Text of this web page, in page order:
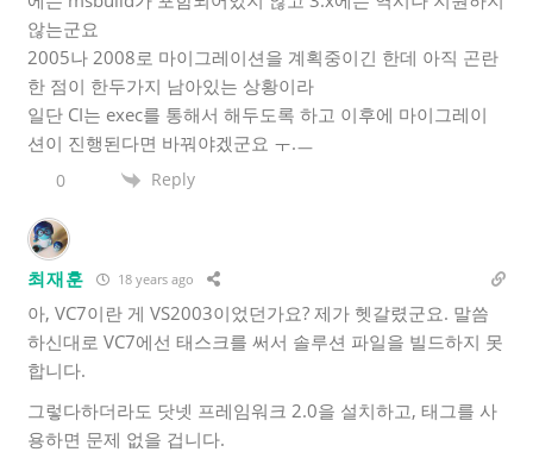
않는군요
2005나 2008로 마이그레이션을 계획중이긴 한데 아직 곤란
한 점이 한두가지 남아있는 상황이라
일단 CI는 exec를 통해서 해두도록 하고 이후에 마이그레이
션이 진행된다면 바꿔야겠군요 ㅜ.ㅡ
0 Reply
최재훈 18 years ago
아, VC7이란 게 VS2003이었던가요? 제가 헷갈렸군요. 말씀
하신대로 VC7에선 태스크를 써서 솔루션 파일을 빌드하지 못
합니다.
그렇다하더라도 닷넷 프레임워크 2.0을 설치하고, 태그를 사
용하면 문제 없을 겁니다.